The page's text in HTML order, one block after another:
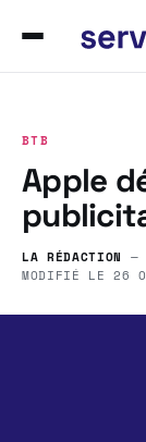
BTB
Apple
LA RÉDACTION —
MODIFIÉ LE26